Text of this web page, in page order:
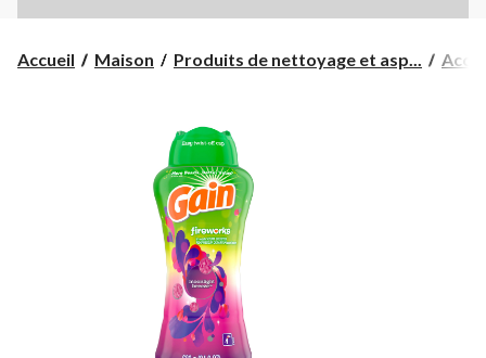
Accueil Maison Produits de nettoyage et asp...